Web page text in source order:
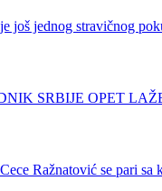
još jednog stravičnog
SRBIJE OPET
Ražnatović se pari sa